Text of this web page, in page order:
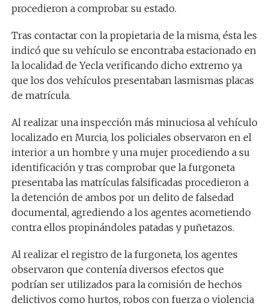
procedieron a comprobar su estado.
Tras contactar con la propietaria de la misma, ésta les
indicó que su vehículo se encontrabaestacionado en
la localidad de Yecla verificando dicho extremo ya
que los dos vehículos presentaban lasmismas placas
de matrícula.
Al realizar una inspección más minuciosa al vehículo
localizado en Murcia, los policiales observaron en el
interior a un hombre y una mujer procediendo a su
identificación y tras comprobar que la furgoneta
presentaba las matrículas falsificadas procedieron a
la detención de ambos por un delito de falsedad
documental, agrediendo a los agentes acometiendo
contra ellos propinándoles patadas y puñetazos.
Al realizarel registro de la furgoneta, los agentes
observaron que contenía diversos efectos que
podrían ser utilizados para la comisión de hechos
delictivos como hurtos, robos con fuerza o violencia